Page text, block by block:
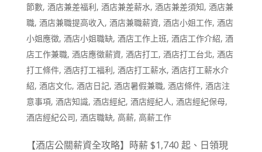
節數, 酒店兼差福利, 酒店兼差薪水, 酒店兼差須知, 酒店兼
職, 酒店兼職提高收入, 酒店兼職薪資, 酒店小姐工作, 酒店
小姐應徵, 酒店小姐職缺, 酒店工作上班, 酒店工作介紹, 酒
店工作兼職, 酒店應徵薪資, 酒店打工, 酒店打工台北, 酒店
打工條件, 酒店打工福利, 酒店打工薪水, 酒店打工薪水介
紹, 酒店文化, 酒店日記, 酒店暑假兼職, 酒店條件, 酒店注
意事項, 酒店知識, 酒店經紀, 酒店經紀人, 酒店經紀保母,
酒店經紀公司, 酒店職缺, 高薪, 高薪工作
【酒店公關薪資全攻略】時薪 $1,740 起、日領現